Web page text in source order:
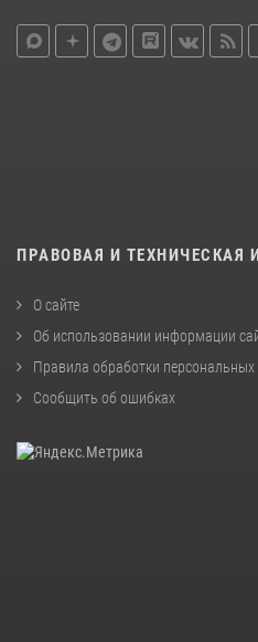
ПРАВОВАЯ И ТЕХНИЧЕСКАЯ
О сайте
Об использовании информации
Правила обработки
Сообщить об ошибках